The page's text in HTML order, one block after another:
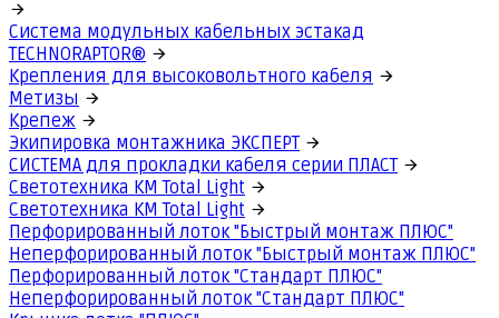
Система модульных кабельных эстакад
TECHNORAPTOR®
Крепления для высоковольтного кабеля
Метизы
Крепеж
Экипировка монтажника ЭКСПЕРТ
СИСТЕМА для прокладки кабеля серии ПЛАСТ
Светотехника КМ Total Light
Светотехника КМ Total Light
Перфорированный лоток "Быстрый монтаж ПЛЮС"
Неперфорированный лоток "Быстрый монтаж ПЛЮС"
Перфорированный лоток "Стандарт ПЛЮС"
Неперфорированный лоток "Стандарт ПЛЮС"